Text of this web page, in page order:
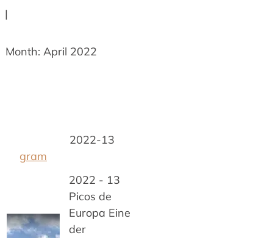
|
Month: April 2022
gram
2022-13
2022 - 13
Picos de
Europa Eine
der